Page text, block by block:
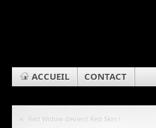
ACCUEIL CONTACT
« Red Widow devient Red Skin !